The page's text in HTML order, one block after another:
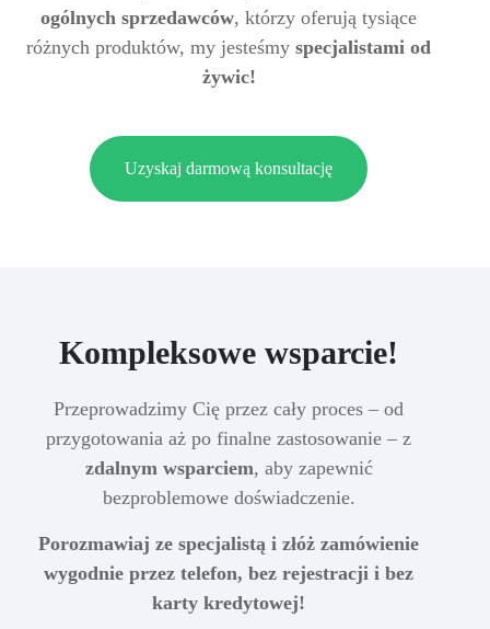
ogólnych sprzedawców, którzy oferują tysiące
różnych produktów, my jesteśmy specjalistami od
żywic!
Uzyskaj darmową konsultację
Kompleksowe wsparcie!
Przeprowadzimy Cię przez cały proces – od
przygotowania aż po finalne zastosowanie – z
zdalnym wsparciem, aby zapewnić
bezproblemowe doświadczenie.
Porozmawiaj ze specjalistą i złóż zamówienie
wygodnie przez telefon, bez rejestracji i bez
karty kredytowej!